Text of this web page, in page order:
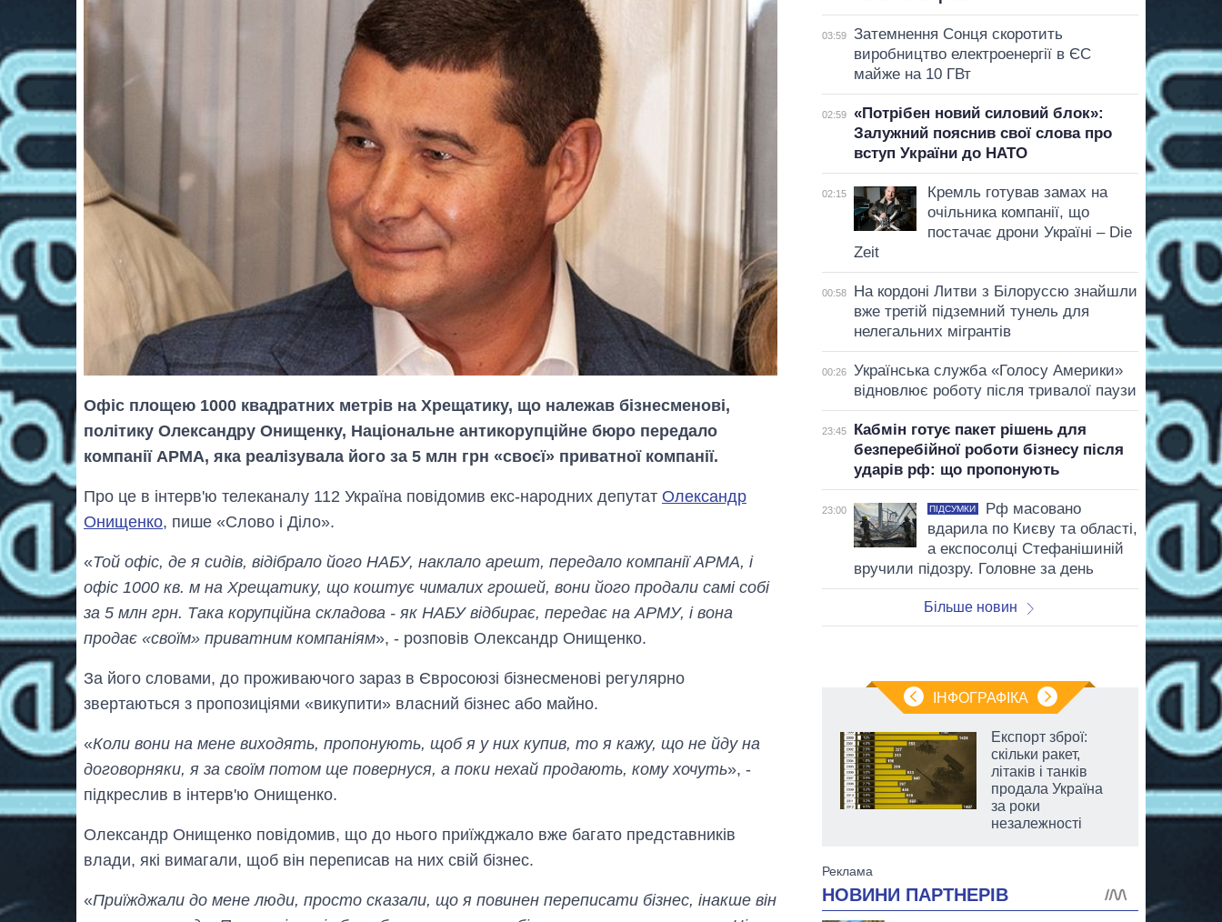
Офіс площею 1000 квадратних метрів на Хрещатику, що належав бізнесменові,
політику Олександру Онищенку, Національне антикорупційне бюро передало
компанії АРМА, яка реалізувала його за 5 млн грн «своєї» приватної компанії.
Про це в інтерв'ю телеканалу 112 Україна повідомив екс-народних депутат Олександр
Онищенко, пише «Слово і Діло».
«Той офіс, де я сидів, відібрало його НАБУ, наклало арешт, передало компанії АРМА, і
офіс 1000 кв. м на Хрещатику, що коштує чималих грошей, вони його продали самі собі
за 5 млн грн. Така корупційна складова - як НАБУ відбирає, передає на АРМУ, і вона
продає «своїм» приватним компаніям», - розповів Олександр Онищенко.
За його словами, до проживаючого зараз в Євросоюзі бізнесменові регулярно
звертаються з пропозиціями «викупити» власний бізнес або майно.
«Коли вони на мене виходять, пропонують, щоб я у них купив, то я кажу, що не йду на
договорняки, я за своїм потом ще повернуся, а поки нехай продають, кому хочуть», -
підкреслив в інтерв'ю Онищенко.
Олександр Онищенко повідомив, що до нього приїжджало вже багато представників
влади, які вимагали, щоб він переписав на них свій бізнес.
«Приїжджали до мене люди, просто сказали, що я повинен переписати бізнес, інакше він
03:59
Затемнення Сонця скоротить
виробництво електроенергії в ЄС
майже на 10 ГВт
02:59
«Потрібен новий силовий блок»:
Залужний пояснив свої слова про
вступ України до НАТО
02:15
Кремль готував замах на
очільника компанії, що
постачає дрони Україні – Die
Zeit
00:58
На кордоні Литви з Білоруссю знайшли
вже третій підземний тунель для
нелегальних мігрантів
00:26
Українська служба «Голосу Америки»
відновлює роботу після тривалої паузи
23:45
Кабмін готує пакет рішень для
безперебійної роботи бізнесу після
ударів рф: що пропонують
23:00 ПІДСУМКИ
Рф масовано
вдарила по Києву та області,
а експосолці Стефанішиній
вручили підозру. Головне за день
Більше новин
ІНФОГРАФІКА
Вісім масованих
ударів по Україні
за літо: Київ та
Експорт зброї:
скільки ракет,
літаків і танків
продала Україна
за роки
незалежності